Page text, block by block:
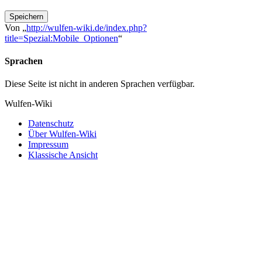
Speichern
Von „http://wulfen-wiki.de/index.php?
title=Spezial:Mobile_Optionen“
Sprachen
Diese Seite ist nicht in anderen Sprachen verfügbar.
Wulfen-Wiki
Datenschutz
Über Wulfen-Wiki
Impressum
Klassische Ansicht